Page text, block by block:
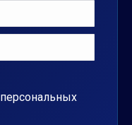
персональных